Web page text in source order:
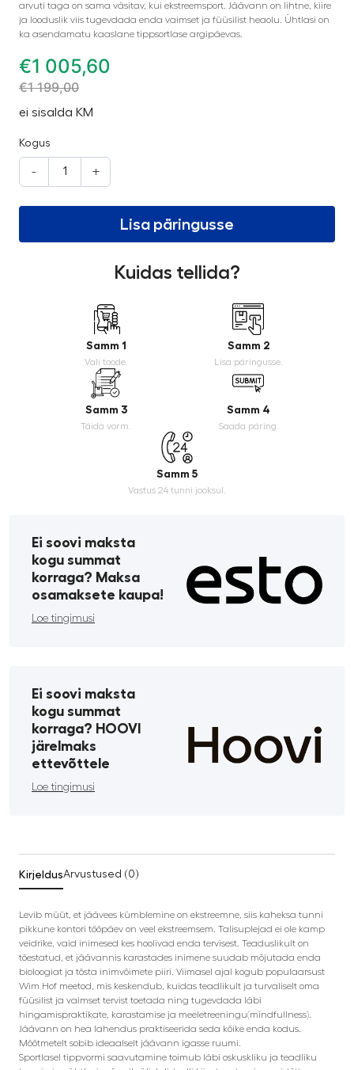
arvuti taga on sama väsitav, kui ekstreemsport. Jäävann on lihtne, kiire
ja looduslik viis tugevdada enda vaimset ja füüsilist heaolu. Ühtlasi on
ka asendamatu kaaslane tippsortlase argipäevas.
€1 005,60
€1 199,00
ei sisalda KM
Kogus
- +
Lisa päringusse
Kuidas tellida?
Samm 1
Vali toode.
Samm 2
Lisa päringusse.
Samm 3
Täida vorm.
Samm 4
Saada päring.
Samm 5
Vastus 24 tunni jooksul.
Ei soovi maksta
kogu summat
korraga? Maksa
osamaksete kaupa!
Loe tingimusi
Ei soovi maksta
kogu summat
korraga? HOOVI
järelmaks
ettevõttele
Loe tingimusi
KirjeldusArvustused (0)
Levib müüt, et jäävees kümblemine on ekstreemne, siis kaheksa tunni
pikkune kontori tööpäev on veel ekstreemsem. Talisuplejad ei ole kamp
veidrike, vaid inimesed kes hoolivad enda tervisest. Teaduslikult on
tõestatud, et jäävannis karastades inimene suudab mõjutada enda
bioloogiat ja tõsta inimvõimete piiri. Viimasel ajal kogub populaarsust
Wim Hof meetod, mis keskendub, kuidas teadlikult ja turvaliselt oma
füüsilist ja vaimset tervist toetada ning tugevdada läbi
hingamispraktikate, karastamise ja meeletreeningu(mindfullness).
Jäävann on hea lahendus praktiseerida seda kõike enda kodus.
Mõõtmetelt sobib ideaalselt jäävann igasse ruumi.
Sportlasel tippvormi saavutamine toimub läbi oskuskliku ja teadliku